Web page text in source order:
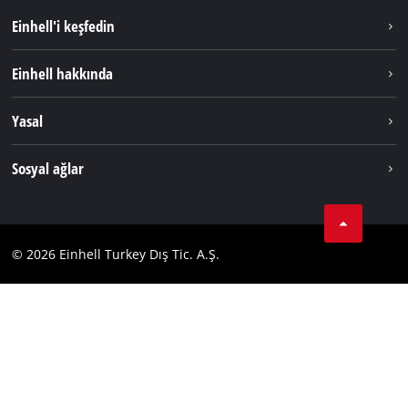
Einhell'i keşfedin
Hizmetler
Einhell hakkında
Yasal
Uyumluluk
Sosyal ağlar
YouТube
© 2026 Einhell Turkey Dış Tic. A.Ş.